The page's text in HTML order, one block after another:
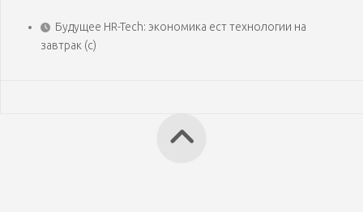
Будущее HR-Tech: экономика ест технологии на
завтрак (с)